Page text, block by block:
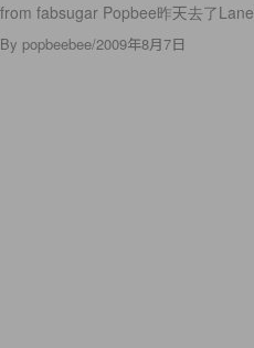
from fabsugar Popbee昨天去了Lane
By popbeebee/2009年8月7日